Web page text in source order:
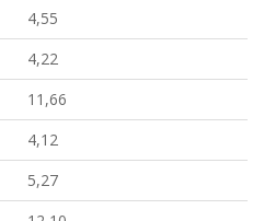
4,55
4,22
11,66
4,12
5,27